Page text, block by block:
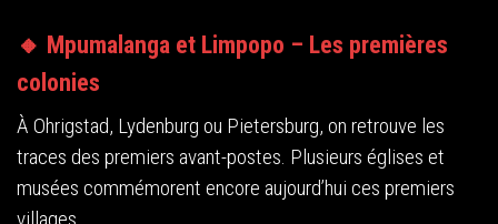
🔸 Mpumalanga et Limpopo – Les premières
colonies
À Ohrigstad, Lydenburg ou Pietersburg, on retrouve les
traces des premiers avant-postes. Plusieurs églises et
musées commémorent encore aujourd’hui ces premiers
villages.